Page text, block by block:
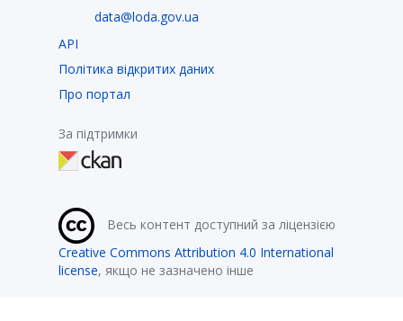
data@loda.gov.ua
API
Політика відкритих даних
Про портал
За підтримки
Весь контент доступний за ліцензією
Creative Commons Attribution 4.0 International
license, якщо не зазначено інше